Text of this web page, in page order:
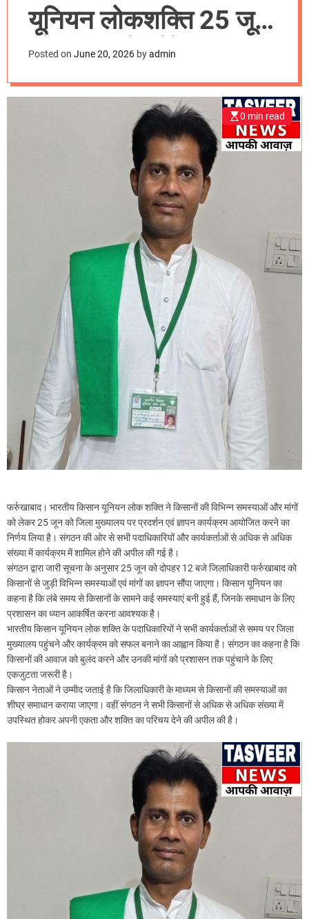
m
o
d
यूनियन लोकशक्ति 25 जून
को डीएम को सौंपेगी ज्ञापन
Posted on June 20, 2026 byadmin
0 min read
फर्रुखाबाद। भारतीय किसान यूनियन लोक शक्ति ने किसानों की विभिन्न समस्याओं और मांगों
को लेकर 25 जून को जिला मुख्यालय पर प्रदर्शन एवं ज्ञापन कार्यक्रम आयोजित करने का
निर्णय लिया है। संगठन की ओर से सभी पदाधिकारियों और कार्यकर्ताओं से अधिक से अधिक
संख्या में कार्यक्रम में शामिल होने की अपील की गई है।
संगठन द्वारा जारी सूचना के अनुसार 25 जून को दोपहर 12 बजे जिलाधिकारी फर्रुखाबाद को
किसानों से जुड़ी विभिन्न समस्याओं एवं मांगों का ज्ञापन सौंपा जाएगा। किसान यूनियन का
कहना है कि लंबे समय से किसानों के सामने कई समस्याएं बनी हुई हैं, जिनके समाधान के लिए
प्रशासन का ध्यान आकर्षित करना आवश्यक है।
भारतीय किसान यूनियन लोक शक्ति के पदाधिकारियों ने सभी कार्यकर्ताओं से समय पर जिला
मुख्यालय पहुंचने और कार्यक्रम को सफल बनाने का आह्वान किया है। संगठन का कहना है कि
किसानों की आवाज को बुलंद करने और उनकी मांगों को प्रशासन तक पहुंचाने के लिए
एकजुटता जरूरी है।
किसान नेताओं ने उम्मीद जताई है कि जिलाधिकारी के माध्यम से किसानों की समस्याओं का
शीघ्र समाधान कराया जाएगा। वहीं संगठन ने सभी किसानों से अधिक से अधिक संख्या में
उपस्थित होकर अपनी एकता और शक्ति का परिचय देने की अपील की है।